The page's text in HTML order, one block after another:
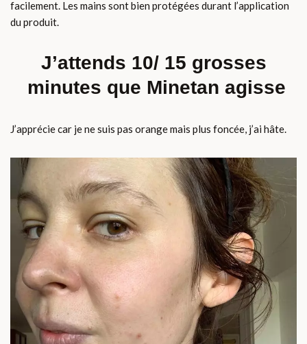
facilement. Les mains sont bien protégées durant l’application
du produit.
J’attends 10/ 15 grosses
minutes que Minetan agisse
J’apprécie car je ne suis pas orange mais plus foncée, j’ai hâte.